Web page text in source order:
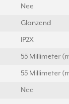
Nee
Glanzend
IP2X
55 Millimeter
55 Millimeter
Nee